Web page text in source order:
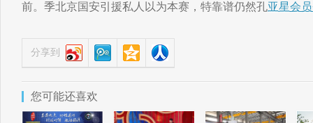
前。季北京国安引援私人以为本赛，特靠谱仍然孔亚星会
分享到
您可能还喜欢